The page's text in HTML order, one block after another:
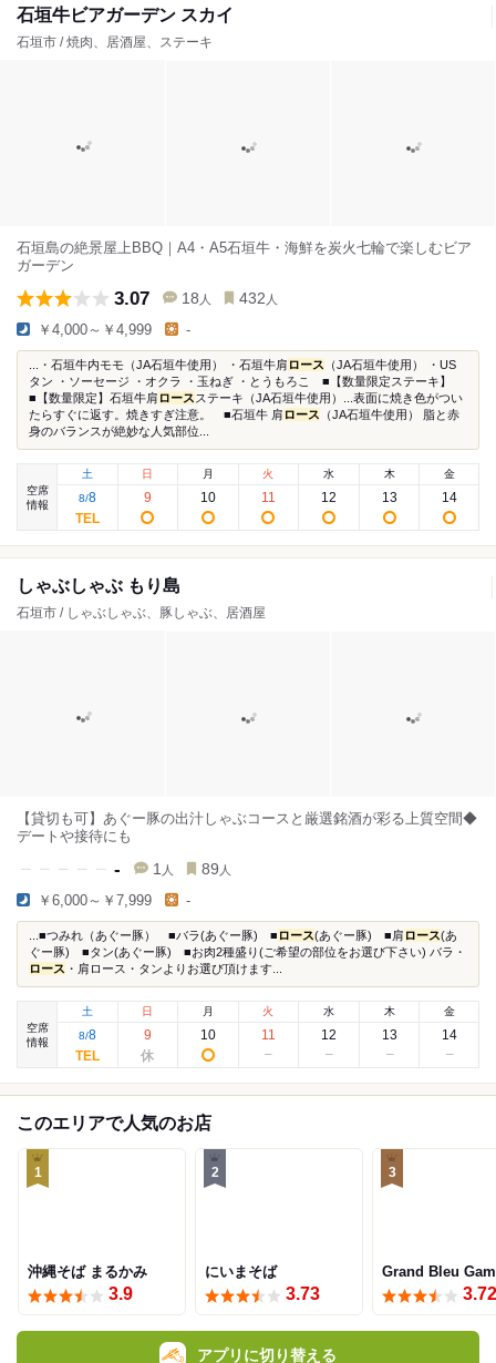
石垣牛ビアガーデン スカイ
石垣市 / 焼肉、居酒屋、ステーキ
石垣島の絶景屋上BBQ｜A4・A5石垣牛・海鮮を炭火七輪で楽しむビア
ガーデン
3.07 18 人 432 人
￥4,000～￥4,999 -
...・石垣牛内モモ（JA石垣牛使用） ・石垣牛肩 ロース （JA石垣牛使用） ・US
タン ・ソーセージ ・オクラ ・玉ねぎ ・とうもろこ ■【数量限定ステーキ】
■【数量限定】石垣牛肩 ロースステーキ（JA石垣牛使用）...表面に焼き色がつい
たらすぐに返す。焼きすぎ注意。 ■石垣牛 肩 ロース （JA石垣牛使用） 脂と赤
身のバランスが絶妙な人気部位...
空席
情報
土
8/8
日
9
月
10
火
11
水
12
木
13
金
14
しゃぶしゃぶ もり島
石垣市 / しゃぶしゃぶ、豚しゃぶ、居酒屋
【貸切も可】あぐー豚の出汁しゃぶコースと厳選銘酒が彩る上質空間◆
デートや接待にも
- 1 人 89 人
￥6,000～￥7,999 -
...■つみれ（あぐー豚） ■バラ(あぐー豚) ■ ロース(あぐー豚) ■肩 ロース(あ
ぐー豚) ■タン(あぐー豚) ■お肉2種盛り(ご希望の部位をお選び下さい) バラ・
ロース ・肩ロース・タンよりお選び頂けます...
空席
情報
土
8/8
日
9
月
10
火
11
水
12
木
13
金
14
このエリアで人気のお店
1
沖縄そば まるかみ
3.9
2
にいまそば
3.73
3
Grand Bleu
3.72
アプリに切り替える